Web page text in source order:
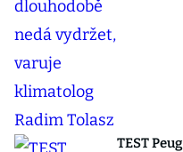
TEST